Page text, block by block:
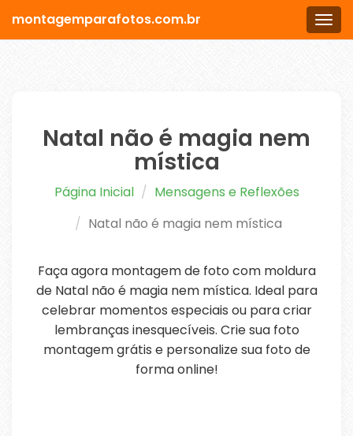
Menu
montagemparafotos.com.br
Natal não é magia nem
mística
Página Inicial
Mensagens e Reflexões
Natal não é magia nem mística
Faça agora montagem de foto com moldura
de Natal não é magia nem mística. Ideal para
celebrar momentos especiais ou para criar
lembranças inesquecíveis. Crie sua foto
montagem grátis e personalize sua foto de
forma online!